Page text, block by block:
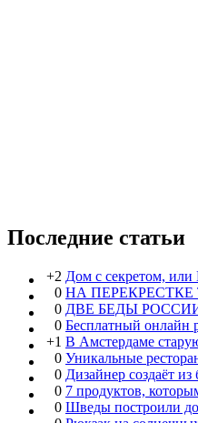
Последние статьи
+2 Дом с секретом,
0 НА ПЕРЕКРЕСТКЕ
0 ДВЕ БЕДЫ
0 Бесплатный онлайн
+1 В Амстердаме
0 Уникальные
0 Дизайнер создаёт
0 7 продуктов,
0 Шведы построили